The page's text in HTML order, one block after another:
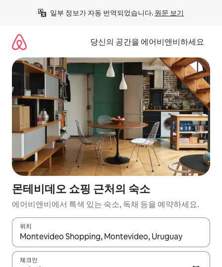
일부 정보가 자동 번역되었습니다. 원문 보기
당신의 공간을 에어비앤비하세요
몬테비데오 쇼핑 근처의 숙소
에어비앤비에서 특색 있는 숙소, 독채 등을 예약하세요.
위치
결과가 나오면 위·아래 화살표 키를 사용하거나 터치 또는 스와이
체크인